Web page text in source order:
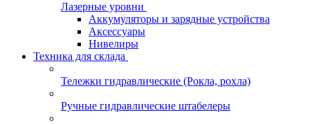
Лазерные уровни
Аккумуляторы и зарядные устройства
Аксессуары
Нивелиры
Техника для склада
Тележки гидравлические (Рокла, рохла)
Ручные гидравлические штабелеры